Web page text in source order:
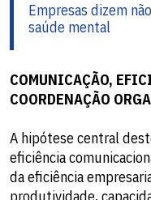
Empresas dizem
saúde mental
COMUNICAÇÃO,
COORDENAÇÃO
A hipótese central
eficiência
da eficiência